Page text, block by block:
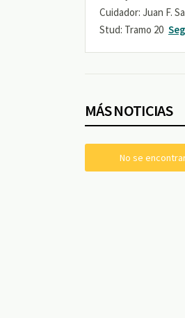
Cuidador: Juan F.
Stud: Tramo 20
MÁS NOTICIAS
No se